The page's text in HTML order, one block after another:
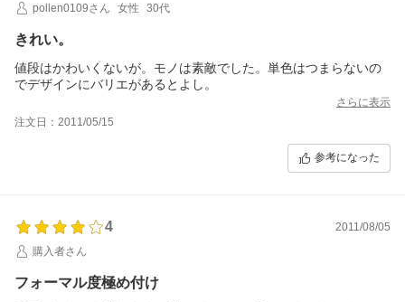
pollen0109さん
女性 30代
きれい。
値段はかわいくないが。モノは素敵でした。単色はつまらないの
でデザインにバリエがあるとよし。
さらに表示
注文日：2011/05/15
参考になった
4
2011/08/05
購入者さん
フォーマル度極め付け